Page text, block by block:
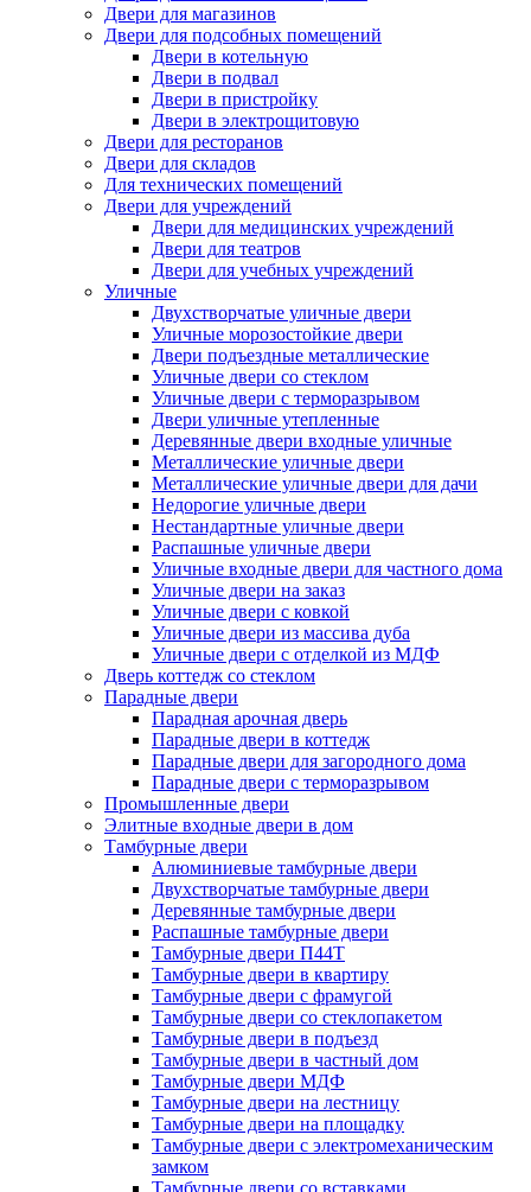
Двери для магазинов
Двери для подсобных помещений
Двери в котельную
Двери в подвал
Двери в пристройку
Двери в электрощитовую
Двери для ресторанов
Двери для складов
Для технических помещений
Двери для учреждений
Двери для медицинских учреждений
Двери для театров
Двери для учебных учреждений
Уличные
Двухстворчатые уличные двери
Уличные морозостойкие двери
Двери подъездные металлические
Уличные двери со стеклом
Уличные двери с терморазрывом
Двери уличные утепленные
Деревянные двери входные уличные
Металлические уличные двери
Металлические уличные двери для дачи
Недорогие уличные двери
Нестандартные уличные двери
Распашные уличные двери
Уличные входные двери для частного дома
Уличные двери на заказ
Уличные двери с ковкой
Уличные двери из массива дуба
Уличные двери с отделкой из МДФ
Дверь коттедж со стеклом
Парадные двери
Парадная арочная дверь
Парадные двери в коттедж
Парадные двери для загородного дома
Парадные двери с терморазрывом
Промышленные двери
Элитные входные двери в дом
Тамбурные двери
Алюминиевые тамбурные двери
Двухстворчатые тамбурные двери
Деревянные тамбурные двери
Распашные тамбурные двери
Тамбурные двери П44Т
Тамбурные двери в квартиру
Тамбурные двери с фрамугой
Тамбурные двери со стеклопакетом
Тамбурные двери в подъезд
Тамбурные двери в частный дом
Тамбурные двери МДФ
Тамбурные двери на лестницу
Тамбурные двери на площадку
Тамбурные двери с электромеханическим
замком
Тамбурные двери со вставками